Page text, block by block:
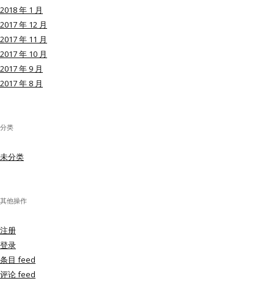
记住我的登录状态
2018 年 1 月
2017 年 12 月
2017 年 11 月
2017 年 10 月
2017 年 9 月
2017 年 8 月
分类
未分类
其他操作
注册
登录
条目 feed
评论 feed